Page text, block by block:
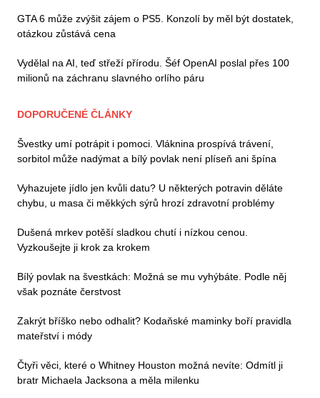
GTA 6 může zvýšit zájem o PS5. Konzolí by měl být dostatek,
otázkou zůstává cena
Vydělal na AI, teď střeží přírodu. Šéf OpenAI poslal přes 100
milionů na záchranu slavného orlího páru
DOPORUČENÉ ČLÁNKY
Švestky umí potrápit i pomoci. Vláknina prospívá trávení,
sorbitol může nadýmat a bílý povlak není plíseň ani špína
Vyhazujete jídlo jen kvůli datu? U některých potravin děláte
chybu, u masa či měkkých sýrů hrozí zdravotní problémy
Dušená mrkev potěší sladkou chutí i nízkou cenou.
Vyzkoušejte ji krok za krokem
Bílý povlak na švestkách: Možná se mu vyhýbáte. Podle něj
však poznáte čerstvost
Zakrýt bříško nebo odhalit? Kodaňské maminky boří pravidla
mateřství i módy
Čtyři věci, které o Whitney Houston možná nevíte: Odmítl ji
bratr Michaela Jacksona a měla milenku